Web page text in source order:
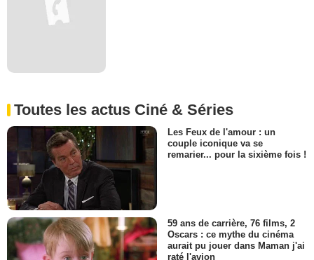
Toutes les actus Ciné & Séries
Les Feux de l'amour : un
couple iconique va se
remarier... pour la sixième fois !
59 ans de carrière, 76 films, 2
Oscars : ce mythe du cinéma
aurait pu jouer dans Maman j'ai
raté l'avion